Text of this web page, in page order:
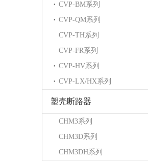
CVP-BM系列
CVP-QM系列
CVP-TH系列
CVP-FR系列
CVP-HV系列
CVP-LX/HX系列
塑壳断路器
CHM3系列
CHM3D系列
CHM3DH系列